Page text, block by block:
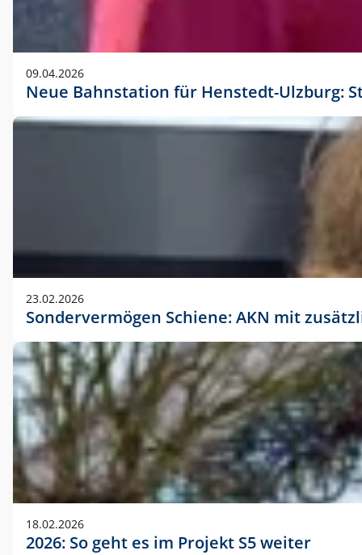
09.04.2026
Neue Bahnstation für Henstedt-Ulzburg:
23.02.2026
Sondervermögen Schiene: AKN mit
18.02.2026
2026: So geht es im Projekt S5 weiter